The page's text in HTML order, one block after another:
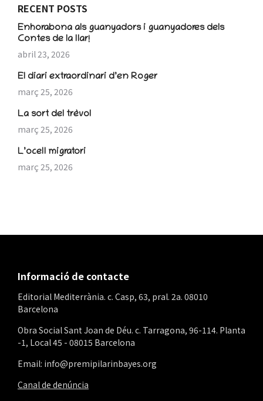
RECENT POSTS
Enhorabona als guanyadors i guanyadores dels
Contes de la llar!
abril 23, 2026
El diari extraordinari d’en Roger
març 25, 2026
La sort del trèvol
març 25, 2026
L’ocell migratori
març 25, 2026
Informació de contacte
Editorial Mediterrània. c. Casp, 63, pral. 2a. 08010
Barcelona
Obra Social Sant Joan de Déu. c. Tarragona, 96-114. Planta
-1, Local 45 - 08015 Barcelona
Email: info@premipilarinbayes.org
Canal de denúncia